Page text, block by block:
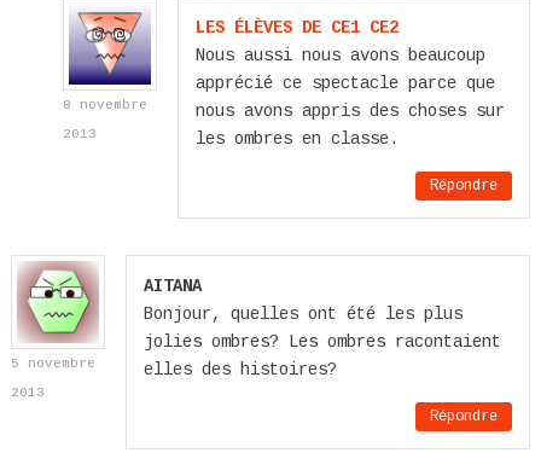
8 novembre
2013
LES ÉLÈVES DE CE1 CE2
Nous aussi nous avons beaucoup
apprécié ce spectacle parce que
nous avons appris des choses sur
les ombres en classe.
Répondre
5 novembre
2013
AITANA
Bonjour, quelles ont été les plus
jolies ombres? Les ombres racontaient
elles des histoires?
Répondre